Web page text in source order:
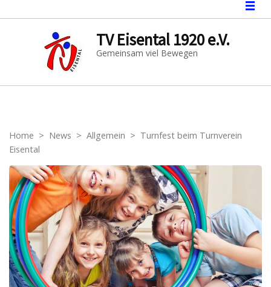
TV Eisental 1920 e.V.
Gemeinsam viel Bewegen
Home > News > Allgemein > Turnfest beim Turnverein
Eisental